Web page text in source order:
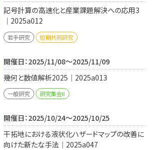
記号計算の高速化と産業課題解決への応用3
｜2025a012
若手研究 短期共同研究
開催日：2025/11/08～2025/11/09
幾何と数値解析2025｜2025a013
一般研究 研究集会II
開催日：2025/10/24～2025/10/25
干拓地における液状化ハザードマップの改善に
向けた新たな手法｜2025a047